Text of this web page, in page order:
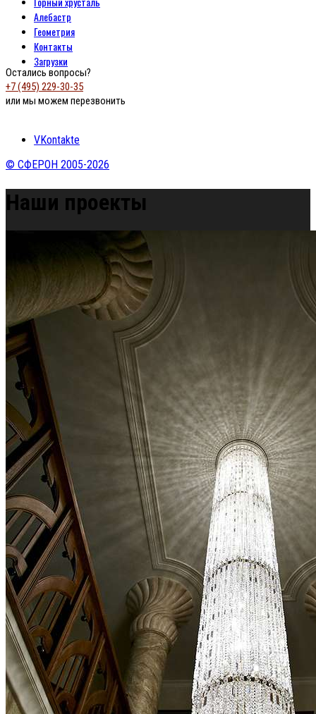
Алебастр
Геометрия
Контакты
Загрузки
Остались вопросы?
+7 (495) 229-30-35
или мы можем перезвонить
VKontakte
© СФЕРОН 2005-2026
Наши проекты
Частный дом